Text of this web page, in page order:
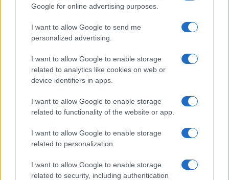
Google for online advertising purposes.
I want to allow Google to send me
personalized advertising.
I want to allow Google to enable storage
related to analytics like cookies on web or
device identifiers in apps.
I want to allow Google to enable storage
related to functionality of the website or app.
I want to allow Google to enable storage
related to personalization.
I want to allow Google to enable storage
related to security, including authentication
Cómo elegir una carrera STEAM: perfiles
emergentes y competencias clave
Descubre cómo elegir la mejor opción en STEAM:…
CIENCIA Y TECNOLOGÍA